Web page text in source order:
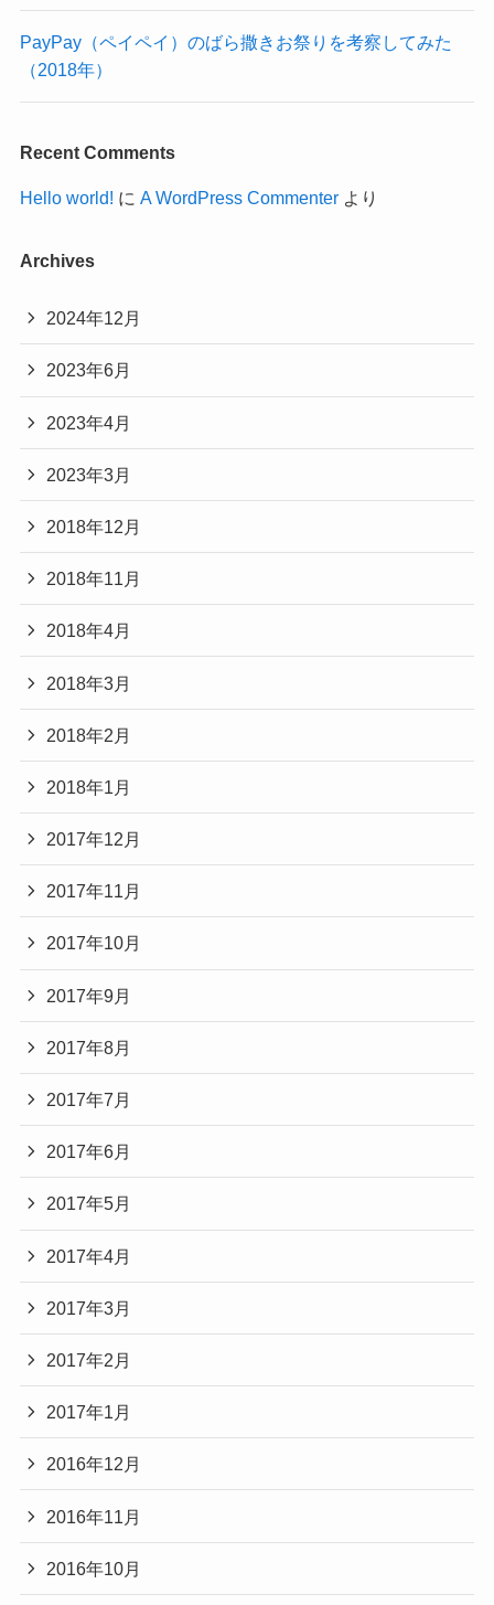
PayPay（ペイペイ）のばら撒きお祭りを考察してみた
（2018年）
Recent Comments
Hello world! に A WordPress Commenterより
Archives
2024年12月
2023年6月
2023年4月
2023年3月
2018年12月
2018年11月
2018年4月
2018年3月
2018年2月
2018年1月
2017年12月
2017年11月
2017年10月
2017年9月
2017年8月
2017年7月
2017年6月
2017年5月
2017年4月
2017年3月
2017年2月
2017年1月
2016年12月
2016年11月
2016年10月